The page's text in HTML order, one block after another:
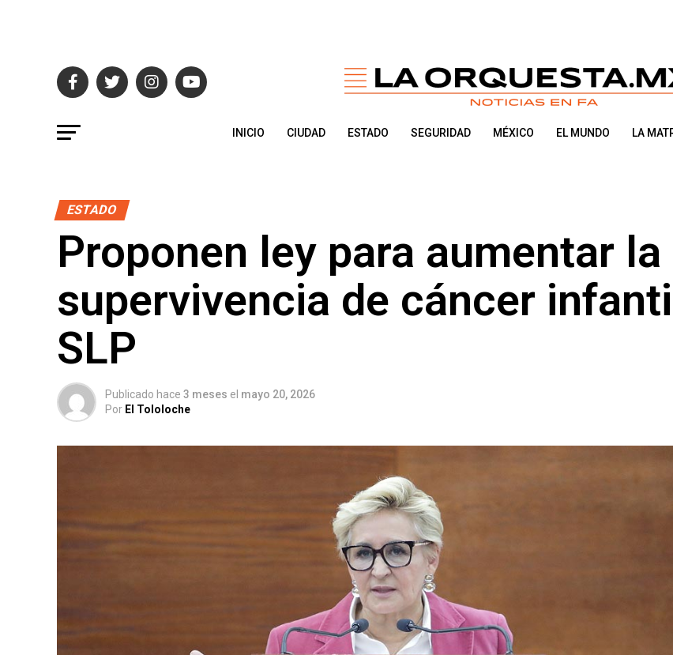
INICIO CIUDAD ESTADO SEGURIDAD MÉXICO EL MUNDO LA
ESTADO
Proponen ley para aumentar la
supervivencia de cáncer
SLP
Publicado hace 3 meses el mayo 20, 2026
Por El Tololoche